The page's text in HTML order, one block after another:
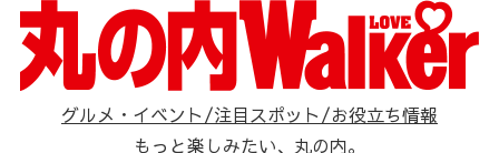
グルメ・イベント/注目スポット/お役立ち情報
もっと楽しみたい、丸の内。